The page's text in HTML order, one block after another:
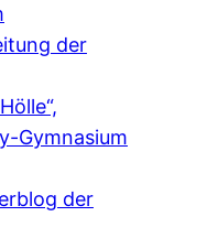
der
Gymnasium
der